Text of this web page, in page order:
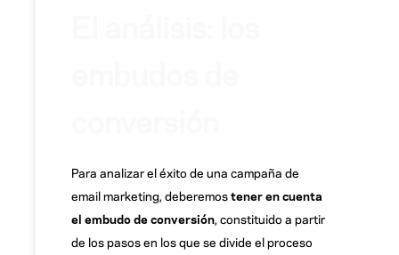
Para analizar el éxito de una campaña de
email marketing, deberemostener en cuenta
el embudo de conversión, constituido a partir
de los pasos en los que se divide el proceso